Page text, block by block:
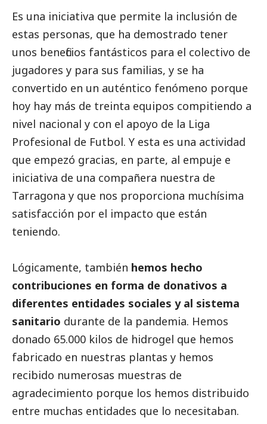
Es una iniciativa que permite la inclusión de
estas personas, que ha demostrado tener
unos beneficios fantásticos para el colectivo de
jugadores y para sus familias, y se ha
convertido en un auténtico fenómeno porque
hoy hay más de treinta equipos compitiendo a
nivel nacional y con el apoyo de la Liga
Profesional de Futbol. Y esta es una actividad
que empezó gracias, en parte, al empuje e
iniciativa de una compañera nuestra de
Tarragona y que nos proporciona muchísima
satisfacción por el impacto que están
teniendo.
Lógicamente, también hemos hecho
contribuciones en forma de donativos a
diferentes entidades sociales y al sistema
sanitario durante de la pandemia. Hemos
donado 65.000 kilos de hidrogel que hemos
fabricado en nuestras plantas y hemos
recibido numerosas muestras de
agradecimiento porque los hemos distribuido
entre muchas entidades que lo necesitaban.